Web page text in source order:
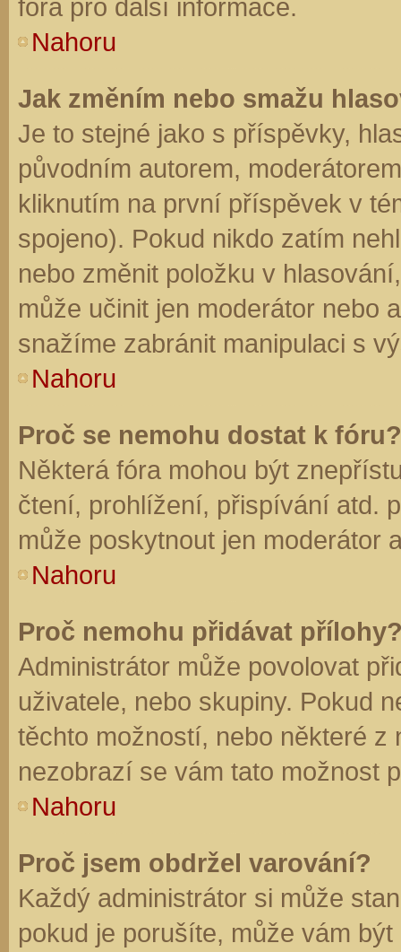
fóra pro další informace.
Nahoru
Jak změním nebo smažu
Je to stejné jako s příspěvky,
původním autorem,
kliknutím na první příspěvek v
spojeno). Pokud nikdo zatím
nebo změnit položku v
může učinit jen moderátor nebo
snažíme zabránit manipulaci s
Nahoru
Proč se nemohu dostat k fóru?
Některá fóra mohou být
čtení, prohlížení, přispívání atd.
může poskytnout jen moderátor
Nahoru
Proč nemohu přidávat
Administrátor může povolovat
uživatele, nebo skupiny. Pokud
těchto možností, nebo některé z
nezobrazí se vám tato možnost
Nahoru
Proč jsem obdržel varování?
Každý administrátor si může
pokud je porušíte, může vám